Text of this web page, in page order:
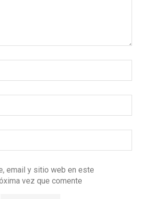
email y sitio web en este
vez que comente